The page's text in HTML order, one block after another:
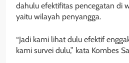
dahulu efektifitas pencegatan di
yaitu wilayah penyangga.
“Jadi kami lihat dulu efektif
kami survei dulu,” kata Kombes